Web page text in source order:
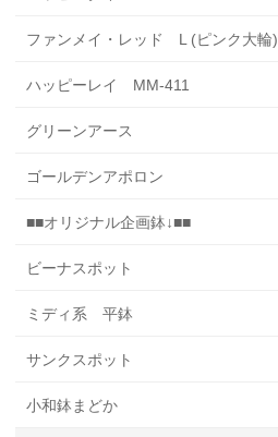
ファンメイ・レッド L (ピンク大輪)
ハッピーレイ MM-411
グリーンアース
ゴールデンアポロン
■■オリジナル企画鉢↓■■
ビーナスポット
ミディ系 平鉢
サンクスポット
小和鉢まどか